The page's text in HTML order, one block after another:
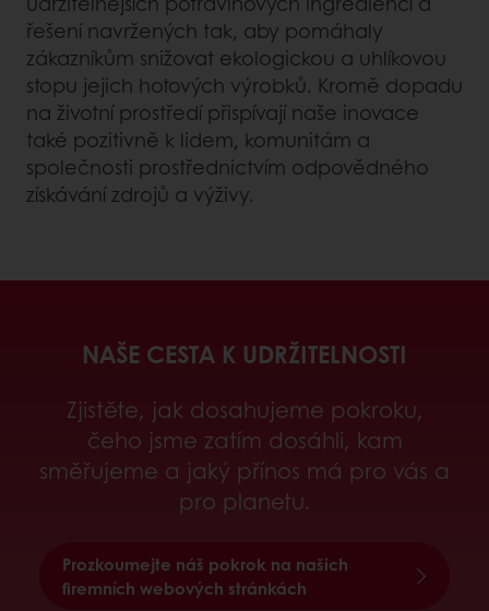
řešení navržených tak, aby pomáhaly
zákazníkům snižovat ekologickou a uhlíkovou
stopu jejich hotových výrobků. Kromě dopadu
na životní prostředí přispívají naše inovace
také pozitivně k lidem, komunitám a
společnosti prostřednictvím odpovědného
získávání zdrojů a výživy.
NAŠE CESTA K UDRŽITELNOSTI
Zjistěte, jak dosahujeme pokroku,
čeho jsme zatím dosáhli, kam
směřujeme a jaký přínos má pro vás a
pro planetu.
Prozkoumejte náš pokrok na našich
firemních webových stránkách